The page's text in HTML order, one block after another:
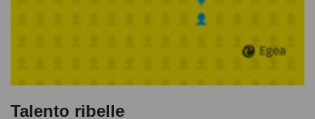
Talento ribelle